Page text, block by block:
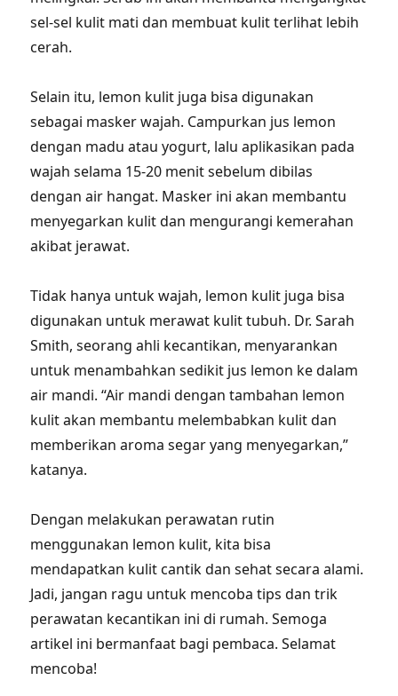
sel-sel kulit mati dan membuat kulit terlihat lebih
cerah.
Selain itu, lemon kulit juga bisa digunakan
sebagai masker wajah. Campurkan jus lemon
dengan madu atau yogurt, lalu aplikasikan pada
wajah selama 15-20 menit sebelum dibilas
dengan air hangat. Masker ini akan membantu
menyegarkan kulit dan mengurangi kemerahan
akibat jerawat.
Tidak hanya untuk wajah, lemon kulit juga bisa
digunakan untuk merawat kulit tubuh. Dr. Sarah
Smith, seorang ahli kecantikan, menyarankan
untuk menambahkan sedikit jus lemon ke dalam
air mandi. “Air mandi dengan tambahan lemon
kulit akan membantu melembabkan kulit dan
memberikan aroma segar yang menyegarkan,”
katanya.
Dengan melakukan perawatan rutin
menggunakan lemon kulit, kita bisa
mendapatkan kulit cantik dan sehat secara alami.
Jadi, jangan ragu untuk mencoba tips dan trik
perawatan kecantikan ini di rumah. Semoga
artikel ini bermanfaat bagi pembaca. Selamat
mencoba!